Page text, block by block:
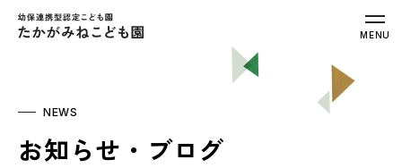
幼保連携型認定こども園 たかがみねこ
MENU
NEWS
お知らせ・ブログ